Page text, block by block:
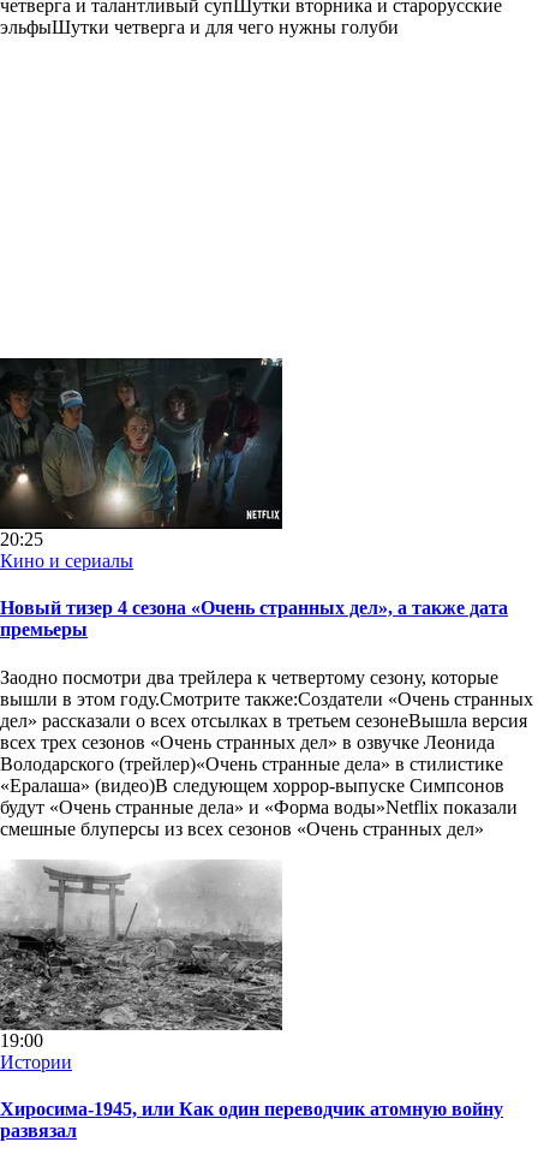
четверга и талантливый супШутки вторника и старорусские
эльфыШутки четверга и для чего нужны голуби
20:25
Кино и сериалы
Новый тизер 4 сезона «Очень странных дел», а также дата
премьеры
Заодно посмотри два трейлера к четвертому сезону, которые
вышли в этом году.Смотрите также:Создатели «Очень странных
дел» рассказали о всех отсылках в третьем сезонеВышла версия
всех трех сезонов «Очень странных дел» в озвучке Леонида
Володарского (трейлер)«Очень странные дела» в стилистике
«Ералаша» (видео)В следующем хоррор-выпуске Симпсонов
будут «Очень странные дела» и «Форма воды»Netflix показали
смешные блуперсы из всех сезонов «Очень странных дел»
19:00
Истории
Хиросима-1945, или Как один переводчик атомную войну
развязал